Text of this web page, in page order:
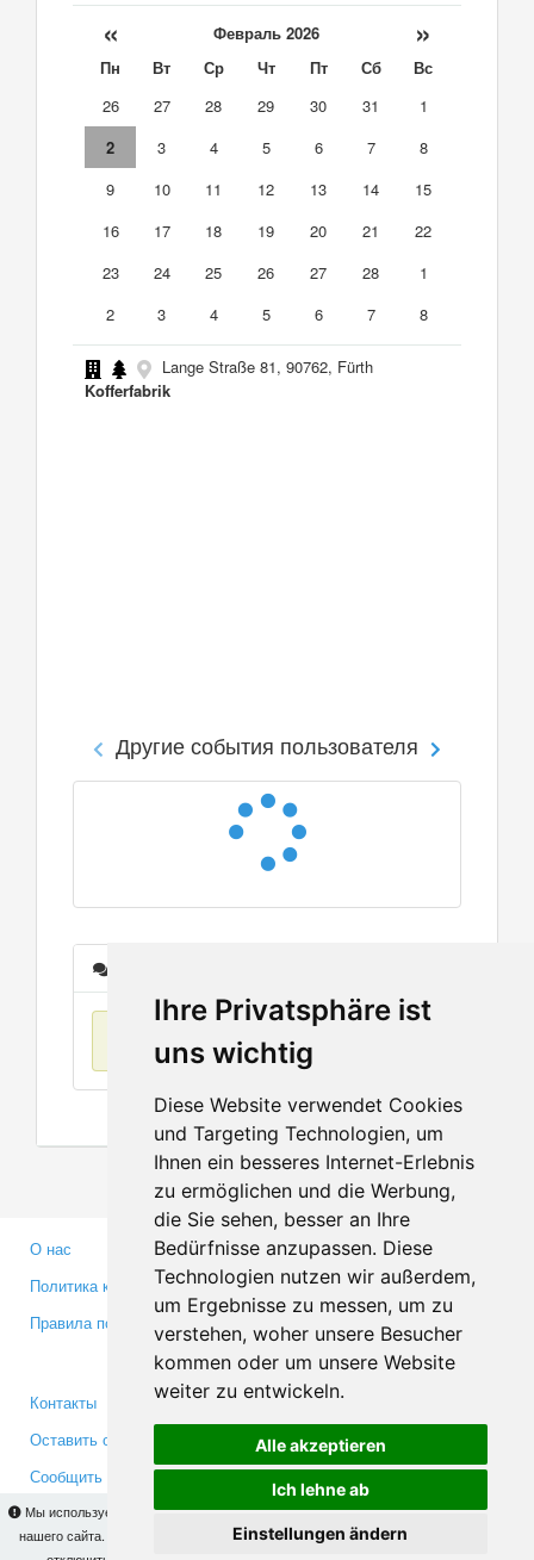
Ihre Privatsphäre ist
uns wichtig
Diese Website verwendet Cookies
und Targeting Technologien, um
Ihnen ein besseres Internet-Erlebnis
zu ermöglichen und die Werbung,
die Sie sehen, besser an Ihre
Bedürfnisse anzupassen. Diese
Technologien nutzen wir außerdem,
um Ergebnisse zu messen, um zu
verstehen, woher unsere Besucher
kommen oder um unsere Website
weiter zu entwickeln.
Alle akzeptieren
Ich lehne ab
Einstellungen ändern
Мы используем cookies для того, чтобы Вы могли использовать весь функционал
нашего сайта. На
Вы сможете узнать подробности и, при желании,
« Февраль 2026 »
Пн Вт Ср Чт Пт Сб
Вс
26
27 28 29 30 31
1
2
3 4 5 6 7
8
9
10 11 12 13 14
15
16
17 18 19 20 21
22
23
24 25 26 27 28
1
2
3 4 5 6 7 8
Lange Straße 81, 90762, Fürth
Kofferfabrik
Другие события пользователя
О нас
Политика конфиденциальности
Правила пользования
Партнерам
Инвесторам
Медиа
Контакты
Оставить отзыв
Сообщить об ошибке
Facebook
Twitter
YouTube
Google+